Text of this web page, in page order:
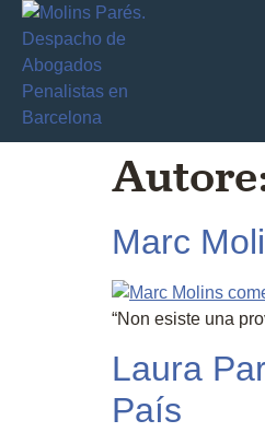
Marc
“Non esiste una
Laura
País